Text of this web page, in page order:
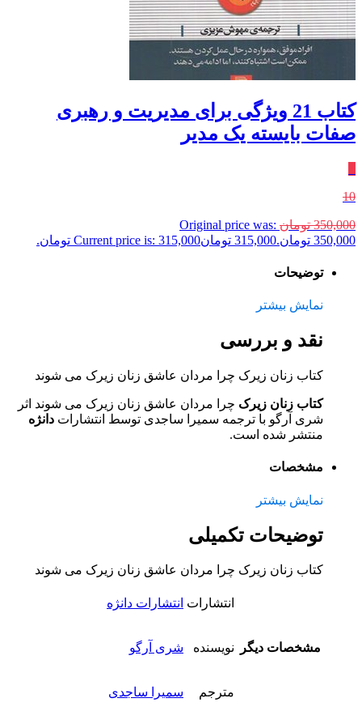
کتاب 21 ویژگی برای مدیریت و رهبری
صفات بایسته یک مدیر
10
350,000 تومان Original price was:
350,000 تومان.
315,000 تومانCurrent price is: 315,000 تومان.
توضیحات
نمایش بیشتر
نقد و بررسی
کتاب زنان زیرک چرا مردان عاشق زنان زیرک می شوند
کتاب زنان زیرک چرا مردان عاشق زنان زیرک می شوند اثر
شری آرگو با ترجمه سمیرا ساجدی توسط انتشارات دانژه
منتشر شده است.
مشخصات
نمایش بیشتر
توضیحات تکمیلی
کتاب زنان زیرک چرا مردان عاشق زنان زیرک می شوند
مشخصات دیگر
انتشارات انتشارات دانژه
نویسنده شری آرگو
مترجم سمیرا ساجدی